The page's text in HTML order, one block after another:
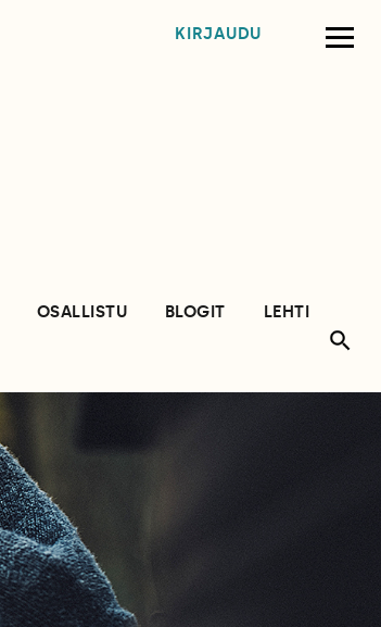
KIRJAUDU
OSALLISTU BLOGIT
LEHTI